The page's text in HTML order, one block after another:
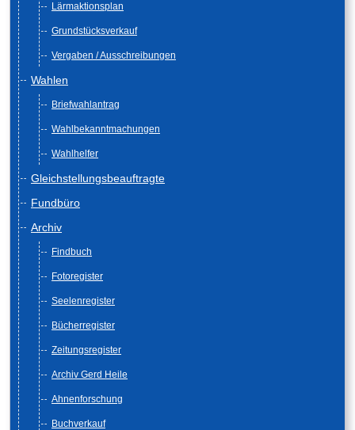
Lärmaktionsplan
Grundstücksverkauf
Vergaben / Ausschreibungen
Wahlen
Briefwahlantrag
Wahlbekanntmachungen
Wahlhelfer
Gleichstellungsbeauftragte
Fundbüro
Archiv
Findbuch
Fotoregister
Seelenregister
Bücherregister
Zeitungsregister
Archiv Gerd Heile
Ahnenforschung
Buchverkauf